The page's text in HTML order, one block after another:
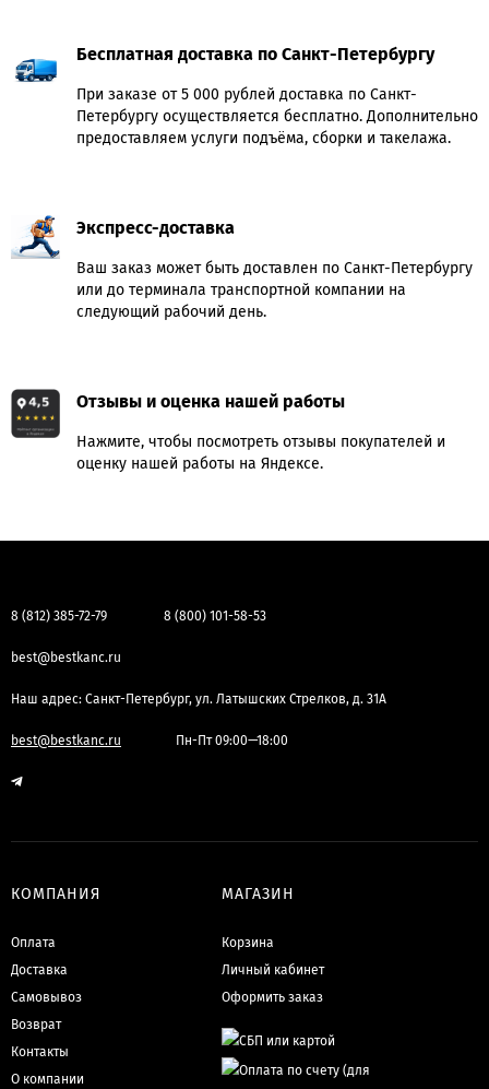
Бесплатная доставка по Санкт-Петербургу
При заказе от 5 000 рублей доставка по Санкт-
Петербургу осуществляется бесплатно. Дополнительно
предоставляем услуги подъёма, сборки и такелажа.
Экспресс-доставка
Ваш заказ может быть доставлен по Санкт-Петербургу
или до терминала транспортной компании на
следующий рабочий день.
Отзывы и оценка нашей работы
Нажмите, чтобы посмотреть отзывы покупателей и
оценку нашей работы на Яндексе.
8 (812) 385-72-79 8 (800) 101-58-53
best@bestkanc.ru
Наш адрес: Санкт-Петербург, ул. Латышских Стрелков, д. 31А
best@bestkanc.ru Пн-Пт 09:00—18:00
КОМПАНИЯ
Оплата
Доставка
Самовывоз
Возврат
Контакты
О компании
МАГАЗИН
Корзина
Личный кабинет
Оформить заказ